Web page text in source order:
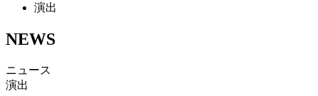
演出
NEWS
ニュース
演出